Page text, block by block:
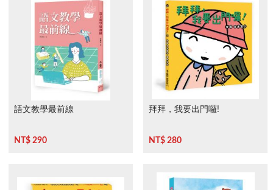
語文教學最前線
NT$ 290
拜拜，我要出門囉!
NT$ 280